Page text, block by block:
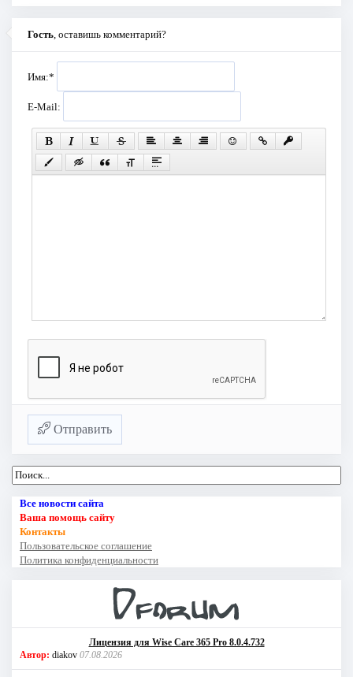
Гость , оставишь комментарий?
Имя:*
E-Mail:
Отправить
Все новости сайта
Ваша помощь сайту
Контакты
Пользовательское соглашение
Политика конфиденциальности
Лицензия для Wise Care 365 Pro 8.0.4.732
Автор: diakov 07.08.2026